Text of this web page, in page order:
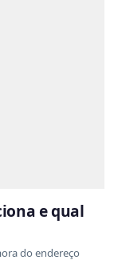
e qual
do endereço